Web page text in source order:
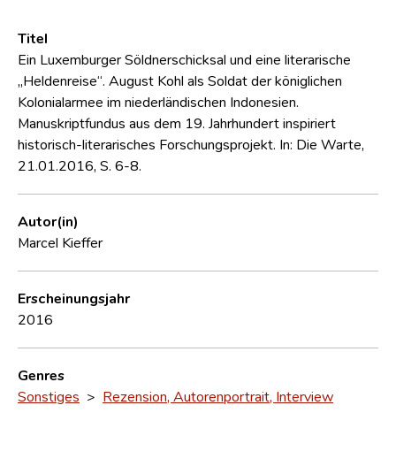
Titel
Ein Luxemburger Söldnerschicksal und eine literarische
„Heldenreise“. August Kohl als Soldat der königlichen
Kolonialarmee im niederländischen Indonesien.
Manuskriptfundus aus dem 19. Jahrhundert inspiriert
historisch-literarisches Forschungsprojekt. In: Die Warte,
21.01.2016, S. 6-8.
Autor(in)
Marcel Kieffer
Erscheinungsjahr
2016
Genres
Sonstiges > Rezension, Autorenportrait, Interview